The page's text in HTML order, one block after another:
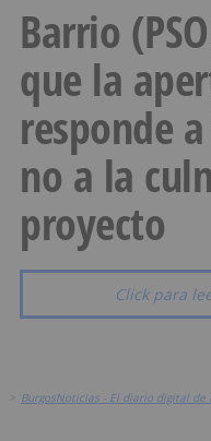
Barrio
que la
responde
no a la
proyecto
Click para
> BurgosNoticias - El diario digital de